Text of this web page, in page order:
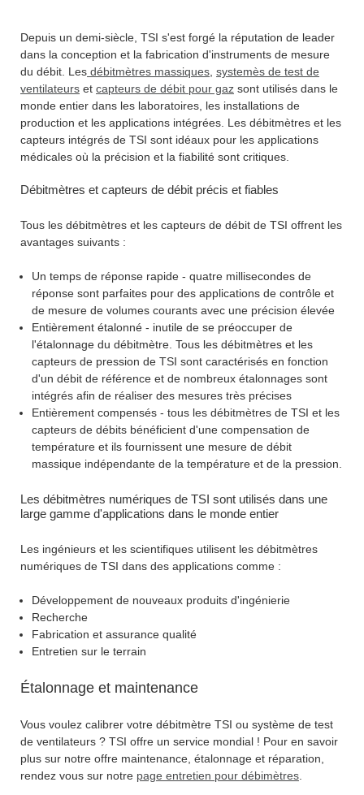
Depuis un demi-siècle, TSI s'est forgé la réputation de leader
dans la conception et la fabrication d'instruments de mesure
du débit. Les débitmètres massiques systemès de test de
ventilateurs et capteurs de débit pour gaz sont utilisés dans le
monde entier dans les laboratoires, les installations de
production et les applications intégrées. Les débitmètres et les
capteurs intégrés de TSI sont idéaux pour les applications
médicales où la précision et la fiabilité sont critiques.
Débitmètres et capteurs de débit précis et fiables
Tous les débitmètres et les capteurs de débit de TSI offrent les
avantages suivants :
Un temps de réponse rapide - quatre millisecondes de
réponse sont parfaites pour des applications de contrôle et
de mesure de volumes courants avec une précision élevée
Entièrement étalonné - inutile de se préoccuper de
l'étalonnage du débitmètre. Tous les débitmètres et les
capteurs de pression de TSI sont caractérisés en fonction
d'un débit de référence et de nombreux étalonnages sont
intégrés afin de réaliser des mesures très précises
Entièrement compensés - tous les débitmètres de TSI et les
capteurs de débits bénéficient d'une compensation de
température et ils fournissent une mesure de débit
massique indépendante de la température et de la pression.
Les débitmètres numériques de TSI sont utilisés dans une
large gamme d'applications dans le monde entier
Les ingénieurs et les scientifiques utilisent les débitmètres
numériques de TSI dans des applications comme :
Développement de nouveaux produits d'ingénierie
Recherche
Fabrication et assurance qualité
Entretien sur le terrain
Étalonnage et maintenance
Vous voulez calibrer votre débitmètre TSI ou système de test
de ventilateurs ? TSI offre un service mondial ! Pour en savoir
plus sur notre offre maintenance, étalonnage et réparation,
rendez vous sur notre page entretien pour débimètres